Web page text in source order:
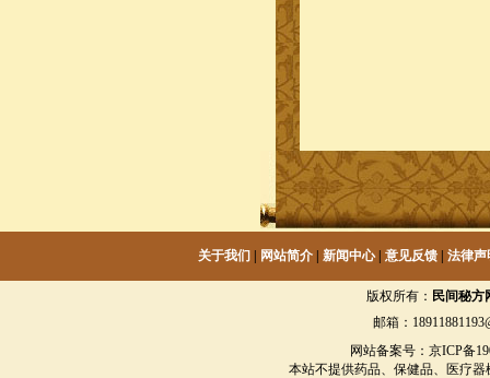
关于我们 网站简介 新闻中心| 意见反馈 法律声
版权所有： 民间秘方
邮箱：
网站备案号：京ICP备
本站不提供药品、保健品、医疗